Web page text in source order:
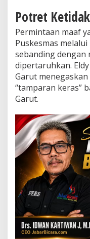
Potret
Permintaan maaf
Puskesmas
sebanding dengan
dipertaruhkan.
Garut
“tamparan keras”
Garut.